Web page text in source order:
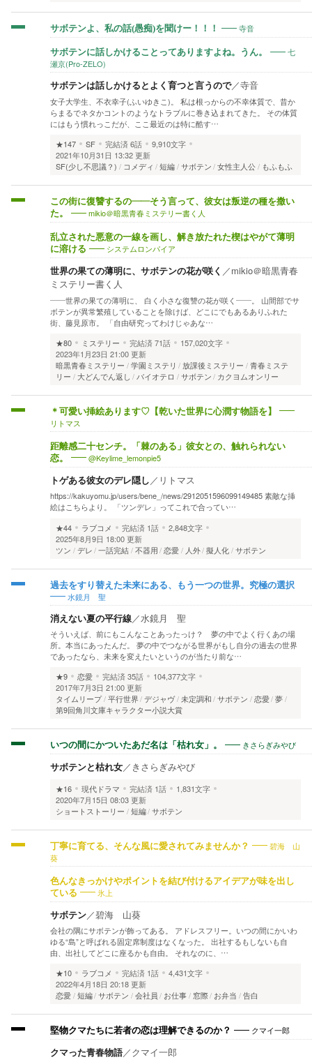
サボテンよ、私の話(愚痴)を聞けー！！！ 寺音
サボテンに話しかけることってありますよね。うん。
七
瀬京(Pro-ZELO)
サボテンは話しかけるとよく育つと言うので／寺音
女子大学生、不衣幸子(ふいゆきこ)。 私は根っからの不幸体質で、昔か
らまるでネタかコントのようなトラブルに巻き込まれてきた。 その体質
にはもう慣れっこだが、ここ最近のは特に酷す…
★147
SF 完結済6話
9,910文字
2021年10月31日 13:32 更新
SF(少し不思議？)
コメディ 短編 サボテン 女性主人公 もふもふ
この街に復讐するの――そう言って、彼女は叛逆の種を撒い
た。
mikio＠暗黒青春ミステリー書く人
乱立された悪意の一線を画し、解き放たれた楔はやがて薄明
に溶ける
システムロンパイア
世界の果ての薄明に、サボテンの花が咲く ／mikio＠暗黒青春
ミステリー書く人
――世界の果ての薄明に、 白く小さな復讐の花が咲く――。 山間部でサ
ボテンが異常繁殖していることを除けば、どこにでもあるありふれた
街、藤見原市。 「自由研究ってわけじゃあな…
★80
ミステリー 完結済71話
157,020文字
2023年1月23日 21:00 更新
暗黒青春ミステリー
学園ミステリ 放課後ミステリー
青春ミステ
リー
大どんでん返し バイオテロ サボテン カクヨムオンリー
＊可愛い挿絵あります♡【乾いた世界に心潤す物語を】
リトマス
距離感二十センチ。「棘のある」彼女との、触れられない
恋。
@Keylime_lemonpie5
トゲある彼女のデレ隠し ／ リトマス
https://kakuyomu.jp/users/bene_/news/2912051596099149485 素敵な挿
絵はこちらより。 「ツンデレ」ってこれで合ってい…
★44
ラブコメ 完結済 1話
2,848文字
2025年8月9日 18:00 更新
ツン
デレ 一話完結 不器用 恋愛 人外 擬人化 サボテン
過去をすり替えた未来にある、もう一つの世界。究極の選択
水鏡月 聖
消えない夏の平行線／水鏡月 聖
そういえば、前にもこんなことあったっけ？ 夢の中でよく行くあの場
所。本当にあったんだ。 夢の中でつながる世界がもし自分の過去の世界
であったなら、未来を変えたいというのが当たり前な…
★9
恋愛 完結済35話
104,377文字
2017年7月3日 21:00 更新
タイムリープ 平行世界 デジャヴ 未定調和 サボテン 恋愛 夢
第9回角川文庫キャラクター小説大賞
いつの間にかついたあだ名は「枯れ女」。 きさらぎみやび
サボテンと枯れ女／ きさらぎみやび
★16 現代ドラマ 完結済 1話
1,831文字
2020年7月15日 08:03 更新
ショートストーリー
短編 サボテン
丁寧に育てる、そんな風に愛されてみませんか？
碧海 山
葵
色んなきっかけやポイントを結び付けるアイデアが味を出し
ている
氷上
サボテン／碧海 山葵
会社の隅にサボテンが飾ってある。 アドレスフリー。いつの間にかいわ
ゆる“島”と呼ばれる固定席制度はなくなった。 出社するもしないも自
由、出社してどこに座るかも自由。 それなのに、…
★10
ラブコメ 完結済 1話
4,431文字
2022年4月18日 20:18 更新
恋愛 短編 サボテン 会社員 お仕事 窓際 お弁当 告白
堅物クマたちに若者の恋は理解できるのか？ クマイ一郎
クマった青春物語／クマイ一郎